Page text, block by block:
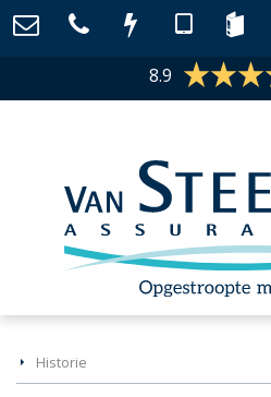
8.9
Historie